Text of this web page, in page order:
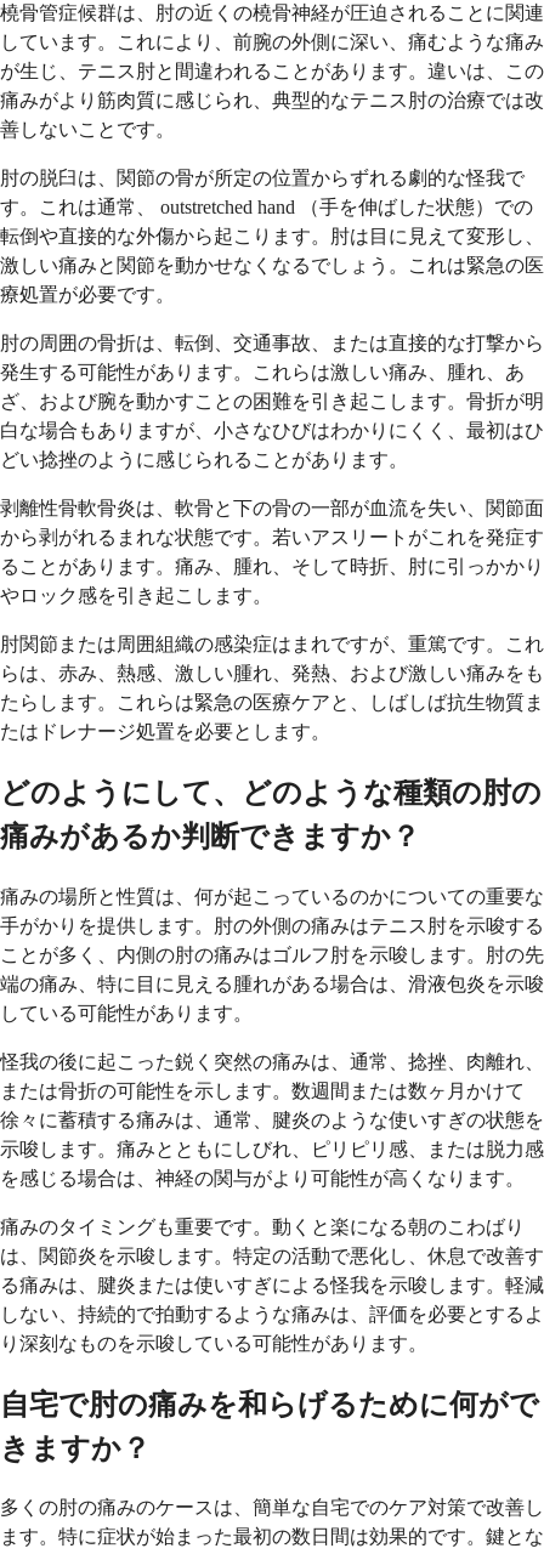
橈骨管症候群は、肘の近くの橈骨神経が圧迫されることに関連
しています。これにより、前腕の外側に深い、痛むような痛み
が生じ、テニス肘と間違われることがあります。違いは、この
痛みがより筋肉質に感じられ、典型的なテニス肘の治療では改
善しないことです。
肘の脱臼は、関節の骨が所定の位置からずれる劇的な怪我で
す。これは通常、 outstretched hand （手を伸ばした状態）での
転倒や直接的な外傷から起こります。肘は目に見えて変形し、
激しい痛みと関節を動かせなくなるでしょう。これは緊急の医
療処置が必要です。
肘の周囲の骨折は、転倒、交通事故、または直接的な打撃から
発生する可能性があります。これらは激しい痛み、腫れ、あ
ざ、および腕を動かすことの困難を引き起こします。骨折が明
白な場合もありますが、小さなひびはわかりにくく、最初はひ
どい捻挫のように感じられることがあります。
剥離性骨軟骨炎は、軟骨と下の骨の一部が血流を失い、関節面
から剥がれるまれな状態です。若いアスリートがこれを発症す
ることがあります。痛み、腫れ、そして時折、肘に引っかかり
やロック感を引き起こします。
肘関節または周囲組織の感染症はまれですが、重篤です。これ
らは、赤み、熱感、激しい腫れ、発熱、および激しい痛みをも
たらします。これらは緊急の医療ケアと、しばしば抗生物質ま
たはドレナージ処置を必要とします。
どのようにして、どのような種類の肘の
痛みがあるか判断できますか？
痛みの場所と性質は、何が起こっているのかについての重要な
手がかりを提供します。肘の外側の痛みはテニス肘を示唆する
ことが多く、内側の肘の痛みはゴルフ肘を示唆します。肘の先
端の痛み、特に目に見える腫れがある場合は、滑液包炎を示唆
している可能性があります。
怪我の後に起こった鋭く突然の痛みは、通常、捻挫、肉離れ、
または骨折の可能性を示します。数週間または数ヶ月かけて
徐々に蓄積する痛みは、通常、腱炎のような使いすぎの状態を
示唆します。痛みとともにしびれ、ピリピリ感、または脱力感
を感じる場合は、神経の関与がより可能性が高くなります。
痛みのタイミングも重要です。動くと楽になる朝のこわばり
は、関節炎を示唆します。特定の活動で悪化し、休息で改善す
る痛みは、腱炎または使いすぎによる怪我を示唆します。軽減
しない、持続的で拍動するような痛みは、評価を必要とするよ
り深刻なものを示唆している可能性があります。
自宅で肘の痛みを和らげるために何がで
きますか？
多くの肘の痛みのケースは、簡単な自宅でのケア対策で改善し
ます。特に症状が始まった最初の数日間は効果的です。鍵とな